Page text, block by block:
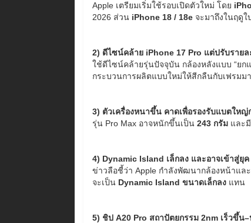
Apple เตรียมเริ่มใช้รอบเปิดตัวใหม่ โดย
2026 ส่วน iPhone 18 / 18e จะมาถึงในฤดูใ
2) ดีไซน์คล้าย iPhone 17 Pro แต่ปรับรายล
ใช้ดีไซน์คล้ายรุ่นปัจจุบัน กล้องหลังแบบ “ยก
กระบวนการผลิตแบบใหม่ให้สีกลืนกับเฟรมม
3) ตัวเครื่องหนาขึ้น คาดเพื่อรองรับแบตใหญ่
รุ่น Pro Max อาจหนักขึ้นเป็น 243 กรัม และ
4) Dynamic Island เล็กลง และอาจเข้าสู่ยุค
ข่าวลือชี้ว่า Apple กำลังพัฒนากล้องหน้าแล
จะเป็น Dynamic Island ขนาดเล็กลง แทน
5) ชิป A20 Pro สถาปัตยกรรม 2nm เร็วขึ้น